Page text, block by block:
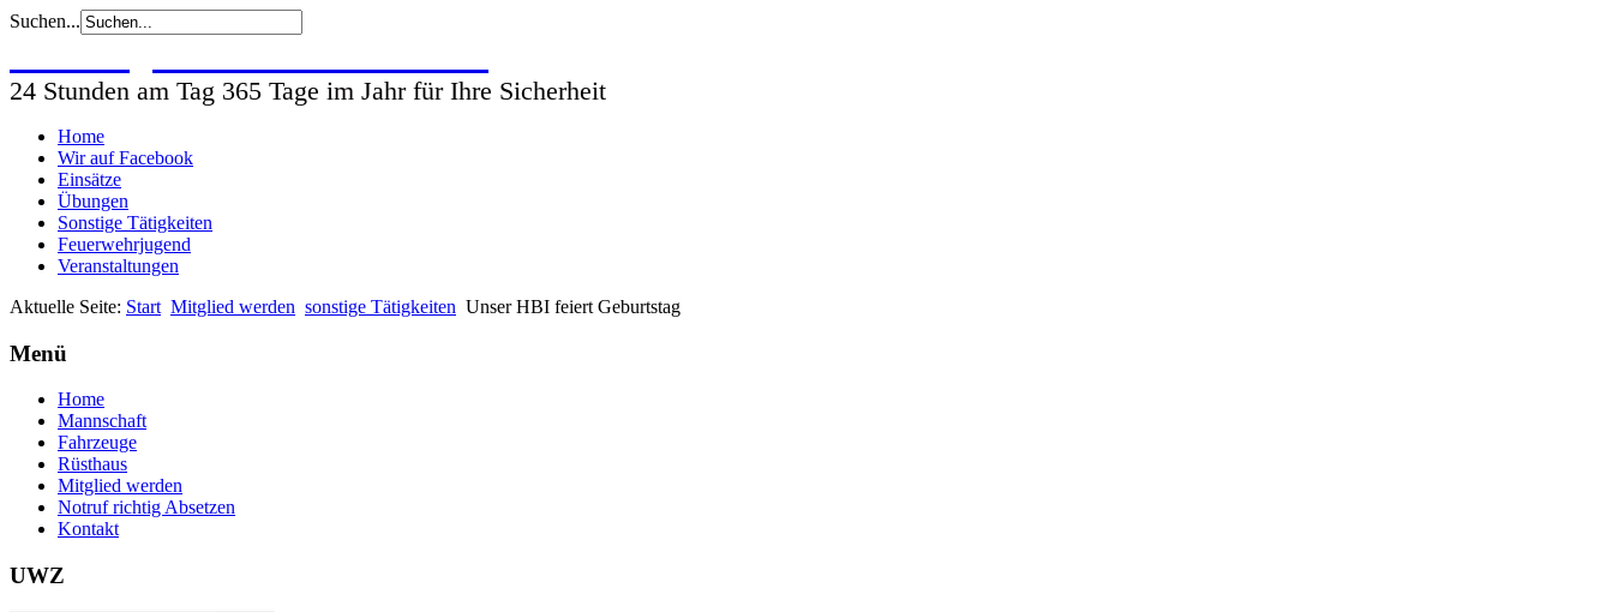
Suchen...
24 Stunden am Tag 365 Tage im Jahr für Ihre Sicherheit
Home
Wir auf Facebook
Einsätze
Übungen
Sonstige Tätigkeiten
Feuerwehrjugend
Veranstaltungen
Aktuelle Seite: Start Mitglied werden sonstige Tätigkeiten Unser HBI feiert Geburtstag
Menü
Home
Mannschaft
Fahrzeuge
Rüsthaus
Mitglied werden
Notruf richtig Absetzen
Kontakt
UWZ